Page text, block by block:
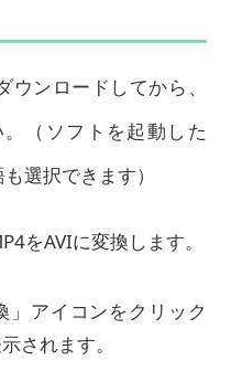
ンロードしてから、
（ソフトを起動した
選択できます）
をAVIに変換します。
」アイコンをクリック
されます。